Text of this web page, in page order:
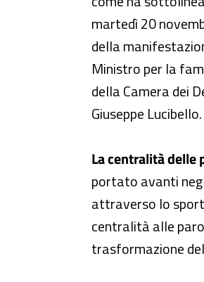
martedì 20
della
Ministro per la
della Camera dei
Giuseppe Lucibello.
La centralità delle
portato avanti
attraverso lo
centralità alle
trasformazione